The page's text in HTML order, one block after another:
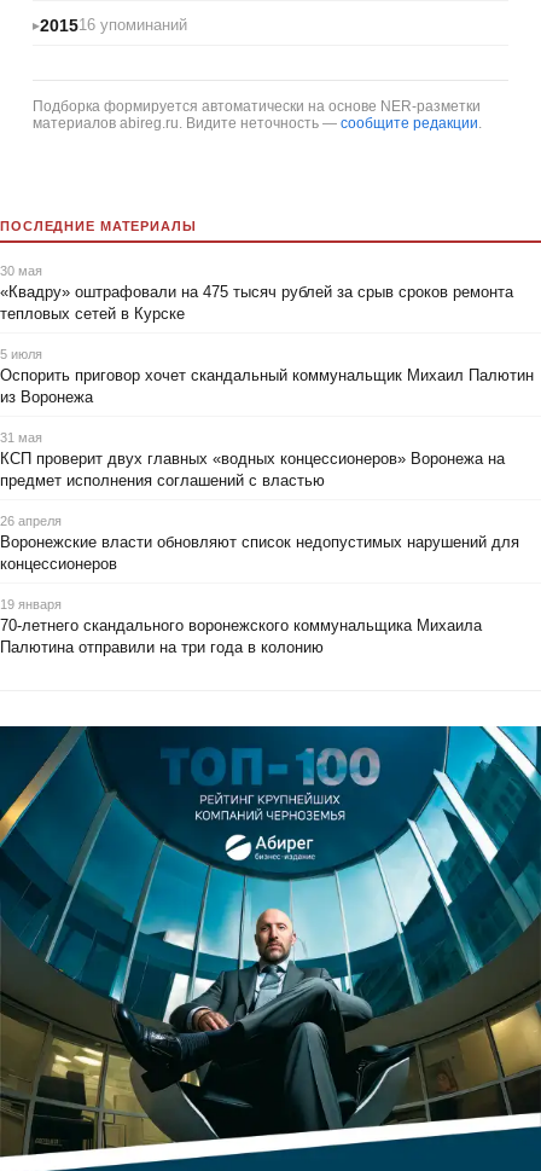
201516 упоминаний
Подборка формируется автоматически на основе NER-разметки
материалов abireg.ru. Видите неточность — сообщите редакции
ПОСЛЕДНИЕ МАТЕРИАЛЫ
30 мая
«Квадру» оштрафовали на 475 тысяч рублей за срыв сроков ремонта
тепловых сетей в Курске
5 июля
Оспорить приговор хочет скандальный коммунальщик Михаил Палютин
из Воронежа
31 мая
КСП проверит двух главных «водных концессионеров» Воронежа на
предмет исполнения соглашений с властью
26 апреля
Воронежские власти обновляют список недопустимых нарушений для
концессионеров
19 января
70-летнего скандального воронежского коммунальщика Михаила
Палютина отправили на три года в колонию